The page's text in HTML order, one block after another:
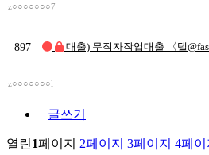
z○○○○○○○7
897 대출) 무직자작업대출 〈텔
z○○○○○○○l
글쓰기
열린1페이지 2페이지 3페이지 4페이